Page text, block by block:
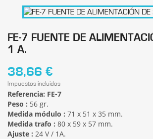
FE-7 FUENTE DE
1 A.
38,66 €
Impuestos incluidos
Referencia: FE-7
Peso : 56 gr.
Medida módulo : 71 x 51 x 35 mm.
Medida trafo : 80 x 59 x 57 mm.
Ajuste : 24 V / 1A.